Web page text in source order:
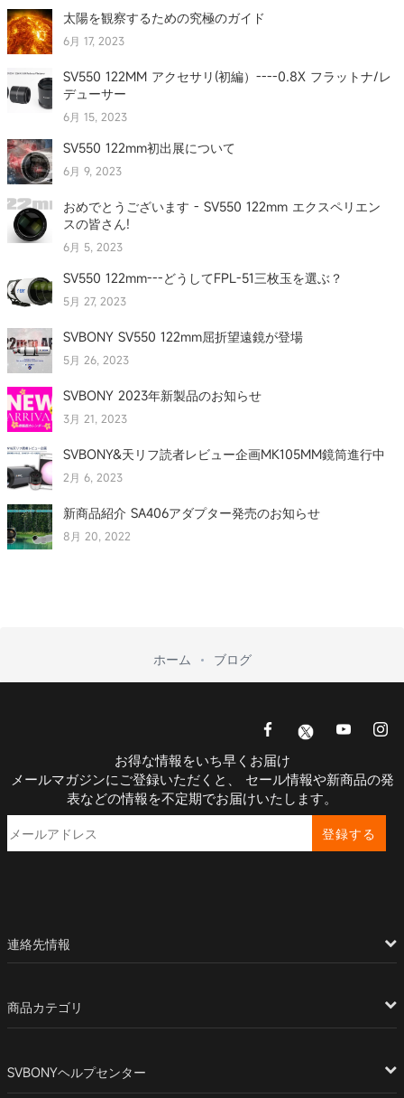
太陽を観察するための究極のガイド
6月 17, 2023
SV550 122MM アクセサリ(初編）----0.8X フラットナ/レ
デューサー
6月 15, 2023
SV550 122mm初出展について
6月 9, 2023
おめでとうございます - SV550 122mm エクスペリエン
スの皆さん!
6月 5, 2023
SV550 122mm---どうしてFPL-51三枚玉を選ぶ？
5月 27, 2023
SVBONY SV550 122mm屈折望遠鏡が登場
5月 26, 2023
SVBONY 2023年新製品のお知らせ
3月 21, 2023
SVBONY&天リフ読者レビュー企画MK105MM鏡筒進行中
2月 6, 2023
新商品紹介 SA406アダプター発売のお知らせ
8月 20, 2022
ホーム ブログ
お得な情報をいち早くお届け
メールマガジンにご登録いただくと、 セール情報や新商品の発
表などの情報を不定期でお届けいたします。
登録する
連絡先情報
商品カテゴリ
SVBONYヘルプセンター